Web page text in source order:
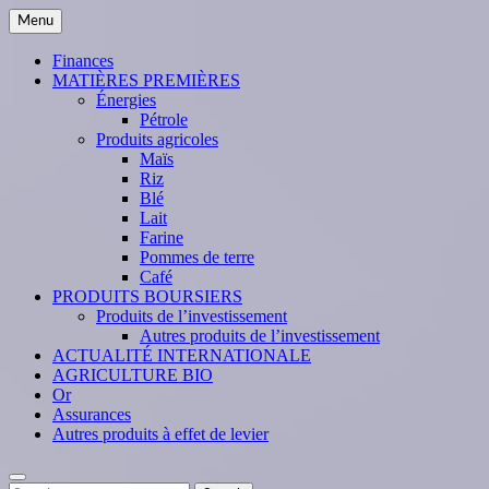
Skip
to
content
Menu
Finances
MATIÈRES PREMIÈRES
Énergies
Pétrole
Produits agricoles
Maïs
Riz
Blé
Lait
Farine
Pommes de terre
Café
PRODUITS BOURSIERS
Produits de l’investissement
Autres produits de l’investissement
ACTUALITÉ INTERNATIONALE
AGRICULTURE BIO
Or
Assurances
Autres produits à effet de levier
Search